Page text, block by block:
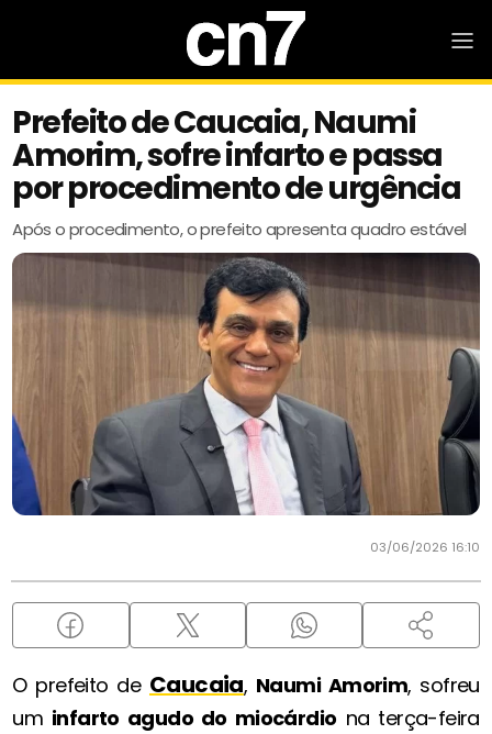
Prefeito de Caucaia, Naumi
Amorim, sofre infarto e passa
por procedimento de urgência
Após o procedimento, o prefeito apresenta quadro estável
03/06/2026 16:10
O prefeito de Caucaia, Naumi Amorim, sofreu
um infarto agudo do miocárdio na terça-feira